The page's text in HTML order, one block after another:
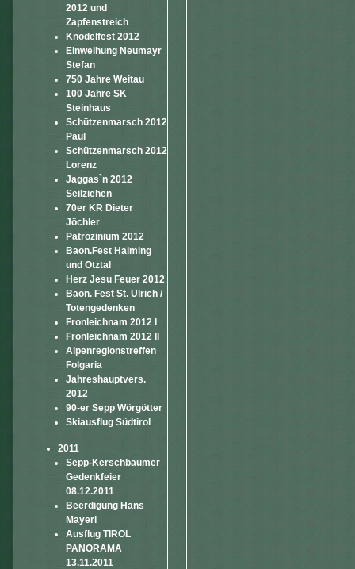
2012 und
Zapfenstreich
Knödelfest 2012
Einweihung Neumayr
Stefan
750 Jahre Weitau
100 Jahre SK
Steinhaus
Schützenmarsch 2012
Paul
Schützenmarsch 2012
Lorenz
Jaggas`n 2012
Seilziehen
70er KR Dieter
Jöchler
Patrozinium 2012
Baon.Fest Haiming
und Ötztal
Herz Jesu Feuer 2012
Baon. Fest St. Ulrich /
Totengedenken
Fronleichnam 2012 I
Fronleichnam 2012 II
Alpenregionstreffen
Folgaria
Jahreshauptvers.
2012
90-er Sepp Wörgötter
Skiausflug Südtirol
2011
Sepp-Kerschbaumer
Gedenkfeier
08.12.2011
Beerdigung Hans
Mayerl
Ausflug TIROL
PANORAMA
13.11.2011